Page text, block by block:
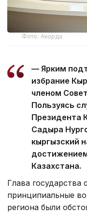
Фото: Акорда
— Ярким
избрание
членом
Пользуясь
Президента
Садыра
кыргызский
Казахстана.
Глава государства
принципиальные
региона были